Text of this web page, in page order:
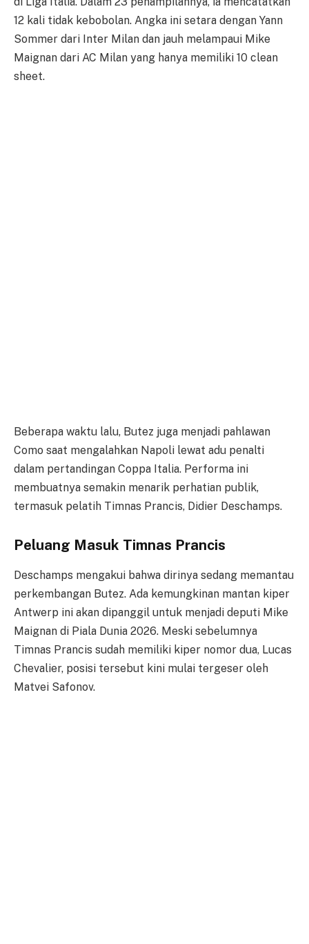
12 kali tidak kebobolan. Angka ini setara dengan Yann
Sommer dari Inter Milan dan jauh melampaui Mike
Maignan dari AC Milan yang hanya memiliki 10 clean
sheet.
Beberapa waktu lalu, Butez juga menjadi pahlawan
Como saat mengalahkan Napoli lewat adu penalti
dalam pertandingan Coppa Italia. Performa ini
membuatnya semakin menarik perhatian publik,
termasuk pelatih Timnas Prancis, Didier Deschamps.
Peluang Masuk Timnas Prancis
Deschamps mengakui bahwa dirinya sedang memantau
perkembangan Butez. Ada kemungkinan mantan kiper
Antwerp ini akan dipanggil untuk menjadi deputi Mike
Maignan di Piala Dunia 2026. Meski sebelumnya
Timnas Prancis sudah memiliki kiper nomor dua, Lucas
Chevalier, posisi tersebut kini mulai tergeser oleh
Matvei Safonov.